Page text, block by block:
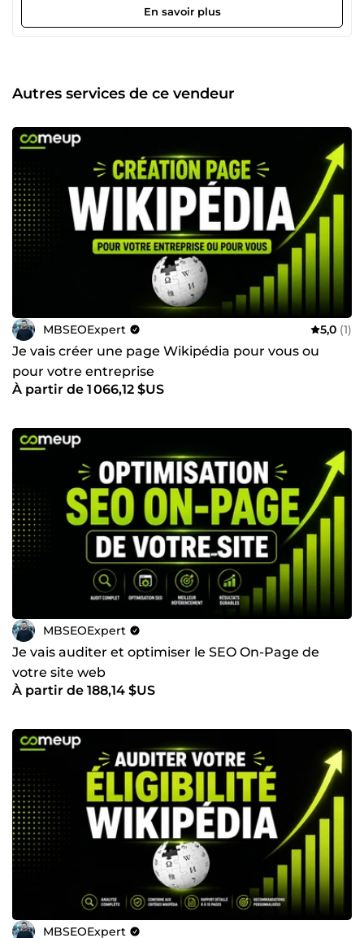
à jour de pages existantes Modification des infoboxes et
insertion/mise à jour d'images Correction des problèmes
En savoir plus
Autres services de ce vendeur
MBSEOExpert 5,0 (1)
Je vais créer une page Wikipédia pour vous ou
pour votre entreprise
À partir de 1 066,12 $US
MBSEOExpert
Je vais auditer et optimiser le SEO On-Page de
votre site web
À partir de 188,14 $US
MBSEOExpert